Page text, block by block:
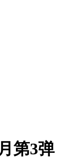
第3弹